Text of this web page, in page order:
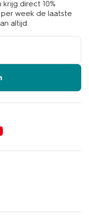
direct 10%
week de laatste
altijd.